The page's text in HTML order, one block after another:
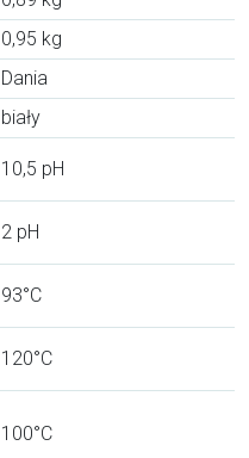
0,95 kg
Dania
biały
10,5 pH
2 pH
93°C
120°C
100°C